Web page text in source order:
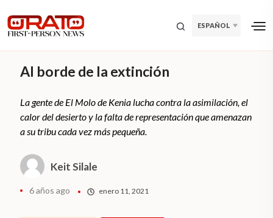
ESPAÑOL
Al borde de la extinción
La gente de El Molo de Kenia lucha contra la asimilación, el
calor del desierto y la falta de representación que amenazan
a su tribu cada vez más pequeña.
Keit Silale
6 años ago enero 11, 2021